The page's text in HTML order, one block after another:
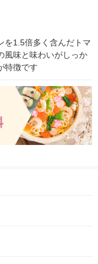
を1.5倍多く含んだトマ
風味と味わいがしっか
特徴です